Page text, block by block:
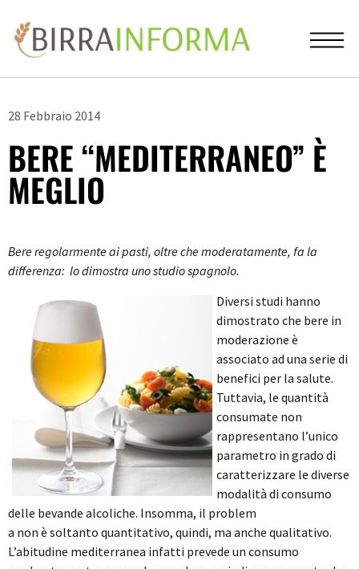
28 Febbraio 2014
BERE “MEDITERRANEO” È
MEGLIO
Bere regolarmente ai pasti, oltre che moderatamente, fa la
differenza: lo dimostra uno studio spagnolo.
Diversi studi hanno
dimostrato che bere in
moderazione è
associato ad una serie di
benefici per la salute.
Tuttavia, le quantità
consumate non
rappresentano l’unico
parametro in grado di
caratterizzare le diverse
modalità di consumo
delle bevande alcoliche. Insomma, il problem
a non è soltanto quantitativo, quindi, ma anche qualitativo.
L’abitudine mediterranea infatti prevede un consumo